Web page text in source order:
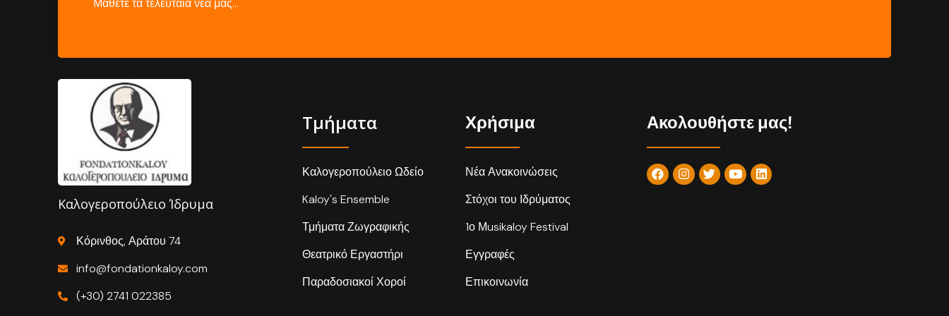
Μάθετε τα τελευταία νέα μας…
Καλογεροπούλειο Ίδρυμα
Κόρινθος, Αράτου 74
info@fondationkaloy.com
(+30) 2741 022385
Τμήματα
Καλογεροπούλειο Ωδείο
Kaloy's Ensemble
Τμήματα Ζωγραφικής
Θεατρικό Εργαστήρι
Παραδοσιακοί Χοροί
Χρήσιμα
Νέα Ανακοινώσεις
Στόχοι του Ιδρύματος
1ο Μusikaloy Festival
Εγγραφές
Επικοινωνία
Ακολουθήστε μας!